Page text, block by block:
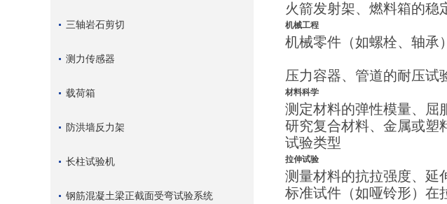
三轴岩石剪切
测力传感器
载荷箱
防洪墙反力架
长柱试验机
钢筋混凝土梁正截面受弯试验系统
火箭发射架、燃料箱的稳
机械工程
机械零件（如螺栓、轴承
压力容器、管道的耐压试
材料科学
测定材料的弹性模量、屈
研究复合材料、金属或塑
试验类型
拉伸试验
测量材料的抗拉强度、延
标准试件（如哑铃形）在